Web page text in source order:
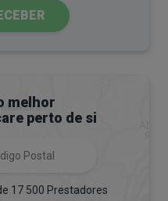
de uma enzima
frutose, a aldolase B,
condição se
melhor
perto de si
17 500 Prestadores